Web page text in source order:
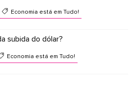
Economia está em Tudo!
subida do dólar?
Economia está em Tudo!